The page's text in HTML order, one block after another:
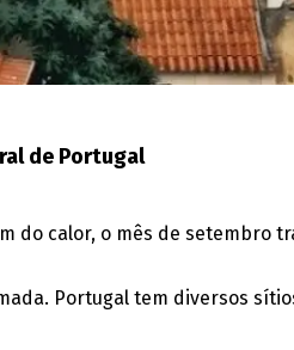
de Portugal
calor, o mês de setembro
Portugal tem diversos